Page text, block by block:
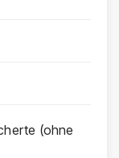
(ohne